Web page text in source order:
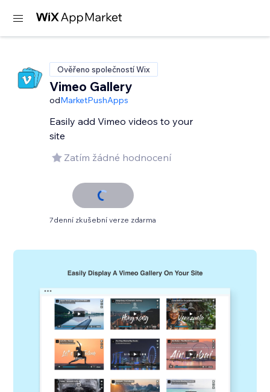
Ověřeno společností Wix
Vimeo Gallery
odMarketPushApps
Easily add Vimeo videos to your
site
Zatím žádné hodnocení
7denní zkušební verze zdarma